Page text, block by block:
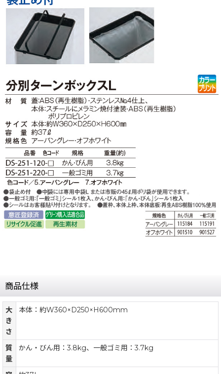
商品仕様
大
き
さ
本体：約W360×D250×H600mm
質
量
かん・びん用：3.8kg、一般ゴミ用：3.7kg